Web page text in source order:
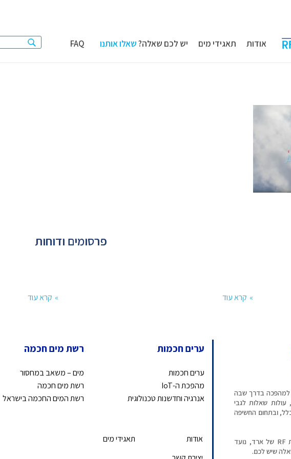
FAQ יש לכם שאלה?שאלו אותנו תאגידי מים אודות
פרסומים ודוחות
קרא עוד קרא עוד
רשת מים חכמה
מים – משאב במחסור
רשת מים חכמה
רשת המים החכמה בישראל
ערים חכמות
ערים חכמות
מהפכת ה-IoT
אנרגיה וחדשנות טכנולוגית
למהפכה בדרך שבה
שאלות לגבי
ובתחום החשיפה
מרכז המידע למוני מים חכמים ובטיחות RF של ארד, נועד
שיש לכם.
אודות
תאגידי מים